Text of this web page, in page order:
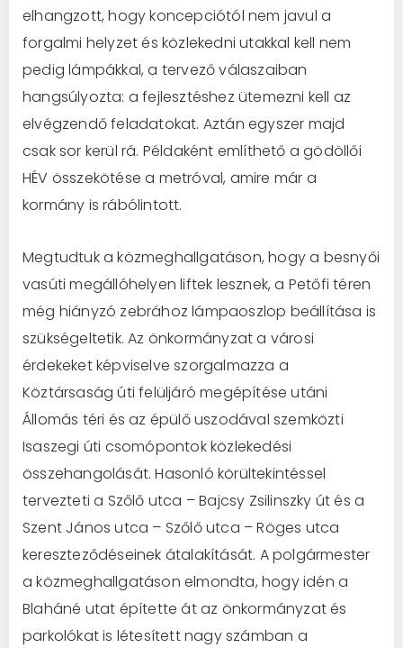
elhangzott, hogy koncepciótól nem javul a
forgalmi helyzet és közlekedni utakkal kell nem
pedig lámpákkal, a tervező válaszaiban
hangsúlyozta: a fejlesztéshez ütemezni kell az
elvégzendő feladatokat. Aztán egyszer majd
csak sor kerül rá. Példaként említhető a gödöllői
HÉV összekötése a metróval, amire már a
kormány is rábólintott.
Megtudtuk a közmeghallgatáson, hogy a besnyői
vasúti megállóhelyen liftek lesznek, a Petőfi téren
még hiányzó zebrához lámpaoszlop beállítása is
szükségeltetik. Az önkormányzat a városi
érdekeket képviselve szorgalmazza a
Köztársaság úti felüljáró megépítése utáni
Állomás téri és az épülő uszodával szemközti
Isaszegi úti csomópontok közlekedési
összehangolását. Hasonló körültekintéssel
tervezteti a Szőlő utca – Bajcsy Zsilinszky út és a
Szent János utca – Szőlő utca – Röges utca
kereszteződéseinek átalakítását. A polgármester
a közmeghallgatáson elmondta, hogy idén a
Blaháné utat építette át az önkormányzat és
parkolókat is létesített nagy számban a